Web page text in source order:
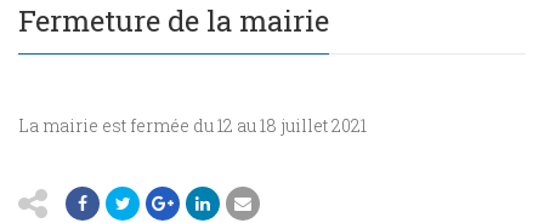
Fermeture de la mairie
La mairie est fermée du 12 au 18 juillet 2021